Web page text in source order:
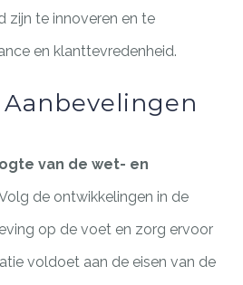
zijn te innoveren en te
en klanttevredenheid.
van de wet- en
de ontwikkelingen in de
op de voet en zorg ervoor
voldoet aan de eisen van de